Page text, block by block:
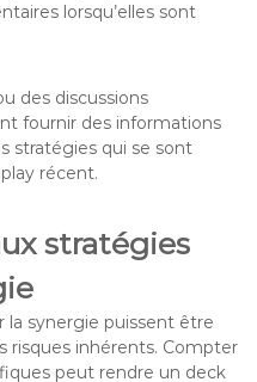
lorsqu’elles sont
des discussions
fournir des informations
stratégies qui se sont
récent.
stratégies
la synergie puissent être
risques inhérents. Compter
peut rendre un deck